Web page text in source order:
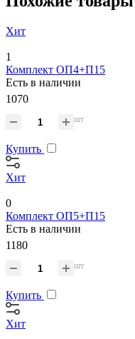
Хит
1
Комплект ОП4+П15
Есть в наличии
1070
шт
Купить
Хит
0
Комплект ОП5+П15
Есть в наличии
1180
шт
Купить
Хит